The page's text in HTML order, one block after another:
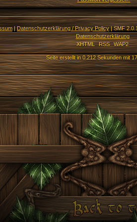
|Datenschutzerklärung / Privacy Policy|SMF
Datenschutzerklärung
XHTML
RSS WAP2
Seite erstellt in 0.212 Sekunden mit